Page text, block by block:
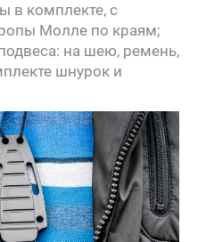
в комплекте, с
Молле по краям;
на шею, ремень,
шнурок и